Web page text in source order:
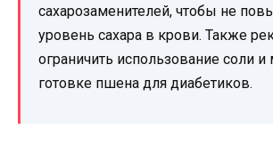
сахарозаменителей, чтобы не
уровень сахара в крови. Также
ограничить использование соли и
готовке пшена для диабетиков.